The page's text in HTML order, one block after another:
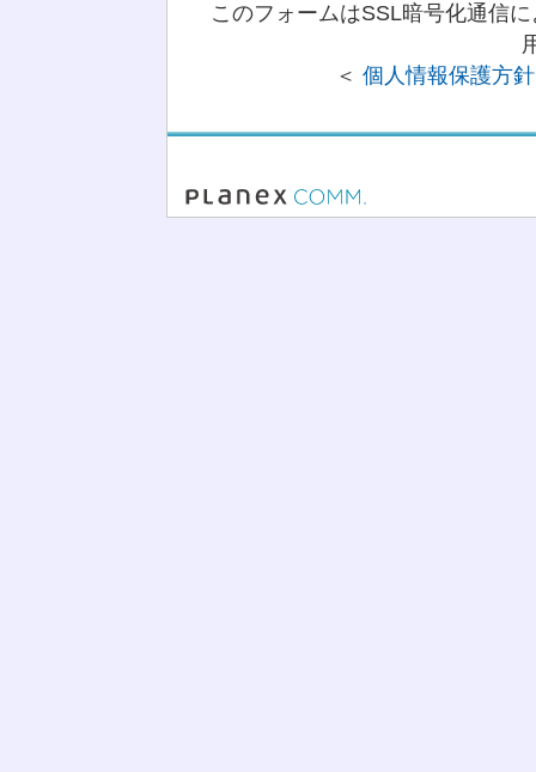
このフォームはSSL暗号化通信
＜ 個人情報保護方針